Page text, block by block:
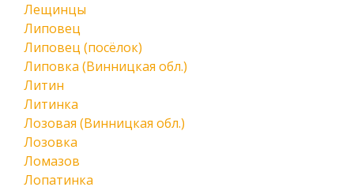
Лещинцы
Липовец
Липовец (посёлок)
Липовка (Винницкая обл.)
Литин
Литинка
Лозовая (Винницкая обл.)
Лозовка
Ломазов
Лопатинка